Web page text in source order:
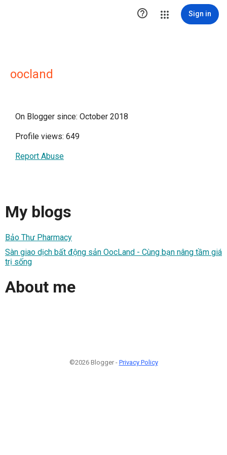
 Sign in
oocland
On Blogger since: October 2018
Profile views: 649
Report Abuse
My blogs
Bảo Thư Pharmacy
Sàn giao dịch bất động sản OocLand - Cùng bạn nâng tầm giá
trị sống
About me
©2026 Blogger - Privacy Policy